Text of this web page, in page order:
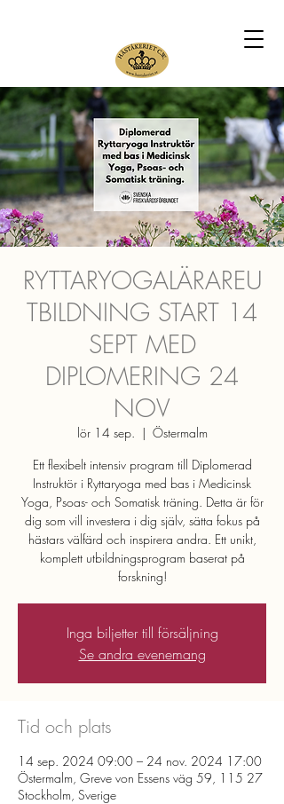
RYTTARYOGALÄRAREU
TBILDNING START 14
SEPT MED
DIPLOMERING 24
NOV
lör 14 sep.
  |
Östermalm
Ett flexibelt intensiv program till Diplomerad
Instruktör i Ryttaryoga med bas i Medicinsk
Yoga, Psoas- och Somatisk träning. Detta är för
dig som vill investera i dig själv, sätta fokus på
hästars välfärd och inspirera andra. Ett unikt,
komplett utbildningsprogram baserat på
forskning!
Inga biljetter till försäljning
Se andra evenemang
Tid och plats
14 sep. 2024 09:00 – 24 nov. 2024 17:00
Östermalm, Greve von Essens väg 59, 115 27
Stockholm, Sverige